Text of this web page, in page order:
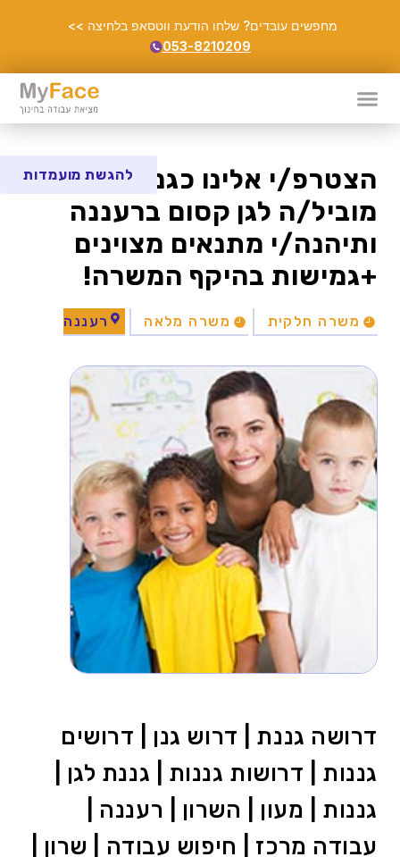
מחפשים עובדים? שלחו הודעת ווטסאפ בלחיצה >>
053-8210209
הצטרפ/י אלינו כגננ/ת
מוביל/ה לגן קסום ברעננה
ותיהנה/י מתנאים מצוינים
+גמישות בהיקף המשרה!
משרה חלקית משרה מלאה רעננה
להגשת מועמדות
דרושה גננת | דרוש גנן | דרושים
גננות | דרושות גננות | גננת לגן |
גננות | מעון | השרון | רעננה |
עבודה מרכז | חיפוש עבודה | שרון |